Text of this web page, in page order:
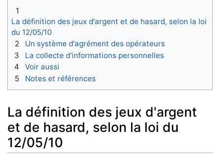
1
La définition des jeux d'argent et de hasard, selon la loi
du 12/05/10
2
Un système d'agrément des opérateurs
3
La collecte d'informations personnelles
4
Voir aussi
5
Notes et références
La définition des jeux d'argent
et de hasard, selon la loi du
12/05/10